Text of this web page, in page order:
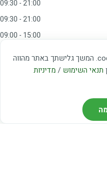
באתר זה נעשה שימוש בקבצי cookies. המשך גלישתך באתר מהווה
תנאי השימוש / מדיניות
09:30 - 21:00
09:30 - 21:00
09:00 - 15:00